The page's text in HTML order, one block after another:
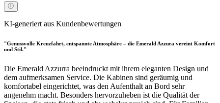
KI-generiert aus Kundenbewertungen
"Genussvolle Kreuzfahrt, entspannte Atmosphäre – die Emerald Azzura vereint Komfort
und Stil."
Die Emerald Azzurra beeindruckt mit ihrem eleganten Design und
dem aufmerksamen Service. Die Kabinen sind geräumig und
komfortabel eingerichtet, was den Aufenthalt an Bord sehr
angenehm macht. Besonders hervorzuheben ist die Qualität der